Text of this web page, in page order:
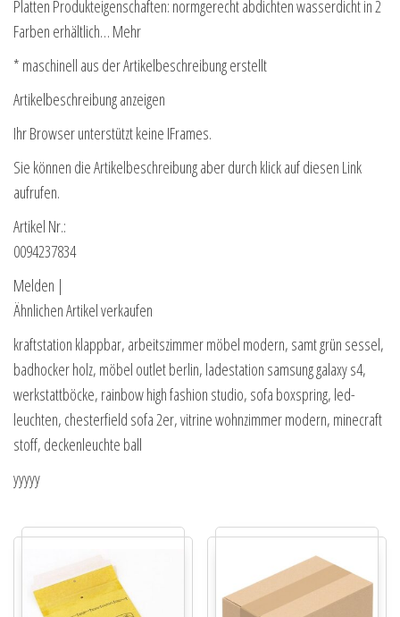
Platten Produkteigenschaften: normgerecht abdichten wasserdicht in 2
Farben erhältlich… Mehr
* maschinell aus der Artikelbeschreibung erstellt
Artikelbeschreibung anzeigen
Ihr Browser unterstützt keine IFrames.
Sie können die Artikelbeschreibung aber durch klick auf diesen Link
aufrufen.
Artikel Nr.:
0094237834
Melden |
Ähnlichen Artikel verkaufen
kraftstation klappbar, arbeitszimmer möbel modern, samt grün sessel,
badhocker holz, möbel outlet berlin, ladestation samsung galaxy s4,
werkstattböcke, rainbow high fashion studio, sofa boxspring, led-
leuchten, chesterfield sofa 2er, vitrine wohnzimmer modern, minecraft
stoff, deckenleuchte ball
yyyyy